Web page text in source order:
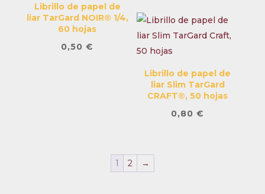
Librillo de papel de
liar TarGard NOIR® 1/4,
60 hojas
0,50€
Librillo de papel de
liar Slim TarGard
CRAFT®, 50 hojas
0,80€
1 2 →